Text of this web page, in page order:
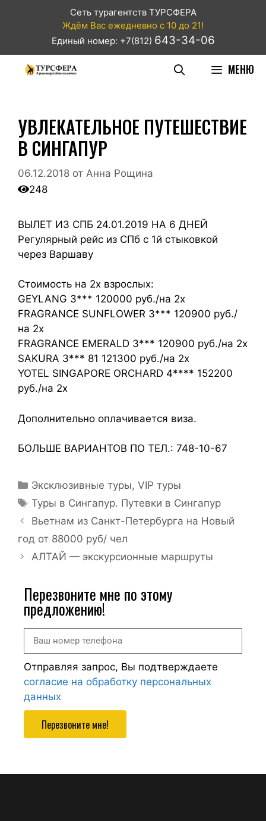
Сеть турагентств ТУРСФЕРА
Ждём Вас ежедневно с 10 до 21!
Единый номер: +7(812) 643-34-06
МЕНЮ
УВЛЕКАТЕЛЬНОЕ ПУТЕШЕСТВИЕ
В СИНГАПУР
06.12.2018 от Анна Рощина
248
ВЫЛЕТ ИЗ СПБ 24.01.2019 НА 6 ДНЕЙ
Регулярный рейс из СПб с 1й стыковкой
через Варшаву
Стоимость на 2х взрослых:
GEYLANG 3*** 120000 руб./на 2х
FRAGRANCE SUNFLOWER 3*** 120900 руб./
на 2х
FRAGRANCE EMERALD 3*** 120900 руб./на 2х
SAKURA 3*** 81 121300 руб./на 2х
YOTEL SINGAPORE ORCHARD 4**** 152200
руб./на 2х
Дополнительно оплачивается виза.
БОЛЬШЕ ВАРИАНТОВ ПО ТЕЛ.: 748-10-67
Эксклюзивные туры, VIP туры
Туры в Сингапур. Путевки в Сингапур
Вьетнам из Санкт-Петербурга на Новый
год от 88000 руб/ чел
АЛТАЙ — экскурсионные маршруты
Перезвоните мне по этому
предложению!
Отправляя запрос, Вы подтверждаете
согласие на обработку персональных
данных
Перезвоните мне!